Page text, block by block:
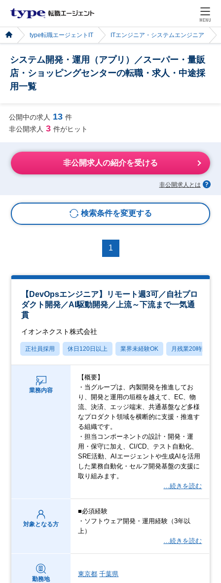
MENU
type転職エージェントIT ITエンジニア・システムエンジニア
システム開発・運用（アプリ）／スーパー・量販
店・ショッピングセンターの転職・求人・中途採
用一覧
公開中の求人 13 件
非公開求人 3 件がヒット
非公開求人の紹介を受ける
非公開求人とは
検索条件を変更する
1
【DevOpsエンジニア】リモート週3可／自社プロ
ダクト開発／AI駆動開発／上流～下流まで一気通
貫
イオンネクスト株式会社
正社員採用 休日120日以上 業界未経験OK 月残業20時間以内
業務内容
【概要】
・当グループは、内製開発を推進してお
り、開発と運用の垣根を越えて、EC、物
流、決済、エッジ端末、共通基盤など多様
なプロダクト領域を横断的に支援・推進す
る組織です。
・担当コンポーネントの設計・開発・運
用・保守に加え、CI/CD、テスト自動化、
SRE活動、AIエージェントや生成AIを活用
した業務自動化・セルフ開発基盤の支援に
取り組みます。
…続きを読む
対象となる方
■必須経験
・ソフトウェア開発・運用経験（3年以
上）
…続きを読む
勤務地
東京都 千葉県